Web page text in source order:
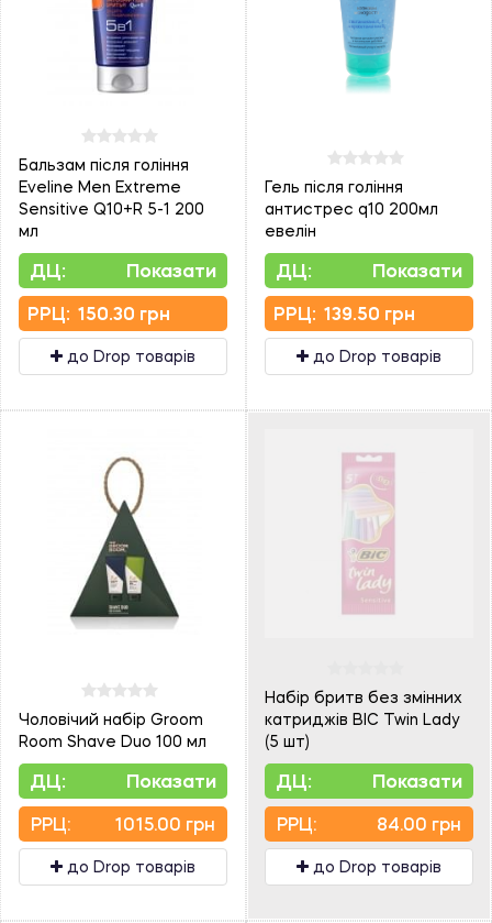
Бальзам після гоління
Eveline Men Extreme
Sensitive Q10+R 5-1 200
мл
ДЦ: Показати
PPЦ: 150.30 грн
до Drop товарів
Гель після гоління
антистрес q10 200мл
евелін
ДЦ: Показати
PPЦ: 139.50 грн
до Drop товарів
Чоловічий набір Groom
Room Shave Duo 100 мл
ДЦ: Показати
PPЦ: 1015.00 грн
до Drop товарів
Набір бритв без змінних
катриджів BIC Twin Lady
(5 шт)
ДЦ: Показати
PPЦ: 84.00 грн
до Drop товарів